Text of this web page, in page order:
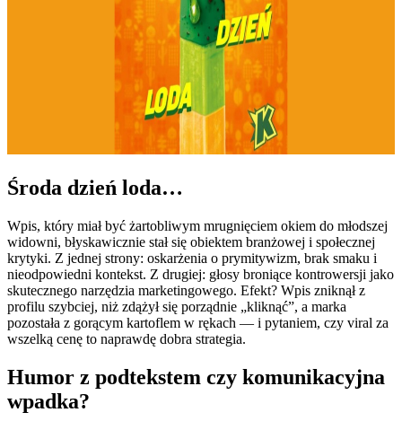
Środa dzień loda…
Wpis, który miał być żartobliwym mrugnięciem okiem do młodszej
widowni, błyskawicznie stał się obiektem branżowej i społecznej
krytyki. Z jednej strony: oskarżenia o prymitywizm, brak smaku i
nieodpowiedni kontekst. Z drugiej: głosy broniące kontrowersji jako
skutecznego narzędzia marketingowego. Efekt? Wpis zniknął z
profilu szybciej, niż zdążył się porządnie „kliknąć”, a marka
pozostała z gorącym kartoflem w rękach — i pytaniem, czy viral za
wszelką cenę to naprawdę dobra strategia.
Humor z podtekstem czy komunikacyjna
wpadka?